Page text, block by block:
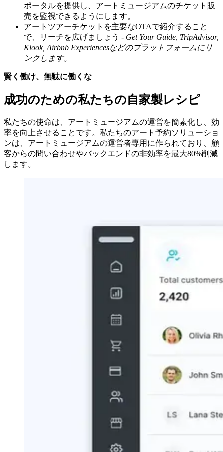
ポータルを提供し、アートミュージアムのチケット販
売を監視できるようにします。
アートツアーチケットを主要なOTAで紹介すること
で、リーチを広げましょう - Get Your Guide, TripAdvisor,
Klook, Airbnb Experiencesなどのプラットフォームにリ
ンクします。
賢く働け、無駄に働くな
成功のための私たちの自家製レシピ
私たちの使命は、アートミュージアムの運営を簡素化し、効
率を向上させることです。私たちのアート予約ソリューショ
ンは、アートミュージアムの運営者専用に作られており、顧
客からの問い合わせやバックエンドの非効率を最大80%削減
します。